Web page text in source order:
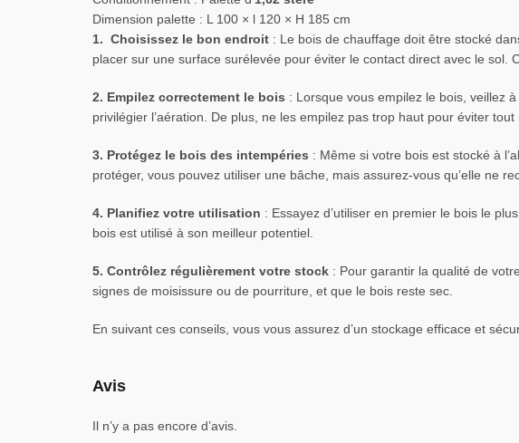
Dimension palette : L 100 × l 120 × H 185 cm
1. Choisissez le bon endroit : Le bois de chauffage doit être stocké
placer sur une surface surélevée pour éviter le contact direct avec le sol.
2. Empilez correctement le bois : Lorsque vous empilez le bois, veillez
privilégier l’aération. De plus, ne les empilez pas trop haut pour éviter tout
3. Protégez le bois des intempéries : Même si votre bois est stocké à
protéger, vous pouvez utiliser une bâche, mais assurez-vous qu’elle ne
4. Planifiez votre utilisation : Essayez d’utiliser en premier le bois le
bois est utilisé à son meilleur potentiel.
5. Contrôlez régulièrement votre stock : Pour garantir la qualité de
signes de moisissure ou de pourriture, et que le bois reste sec.
En suivant ces conseils, vous vous assurez d’un stockage efficace et
Avis
Il n’y a pas encore d’avis.